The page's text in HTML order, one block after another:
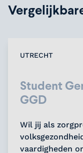
UTRECHT
Student
GGD
Wil jij als
vaardigheden